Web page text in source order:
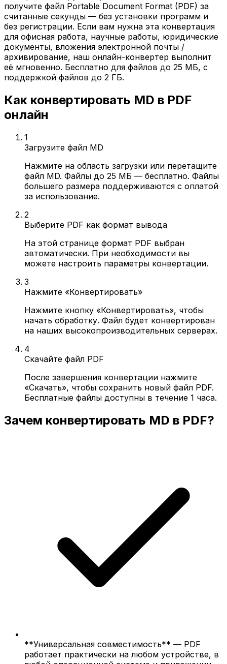
получите файл Portable Document Format (PDF) за
считанные секунды — без установки программ и
без регистрации. Если вам нужна эта конвертация
для офисная работа, научные работы, юридические
документы, вложения электронной почты /
архивирование, наш онлайн-конвертер выполнит
её мгновенно. Бесплатно для файлов до 25 МБ, с
поддержкой файлов до 2 ГБ.
Как конвертировать MD в PDF
онлайн
1
Загрузите файл MD
Нажмите на область загрузки или перетащите
файл MD. Файлы до 25 МБ — бесплатно. Файлы
большего размера поддерживаются с оплатой
за использование.
2
Выберите PDF как формат вывода
На этой странице формат PDF выбран
автоматически. При необходимости вы
можете настроить параметры конвертации.
3
Нажмите «Конвертировать»
Нажмите кнопку «Конвертировать», чтобы
начать обработку. Файл будет конвертирован
на наших высокопроизводительных серверах.
4
Скачайте файл PDF
После завершения конвертации нажмите
«Скачать», чтобы сохранить новый файл PDF.
Бесплатные файлы доступны в течение 1 часа.
Зачем конвертировать MD в PDF?
**Универсальная совместимость** — PDF
работает практически на любом устройстве, в